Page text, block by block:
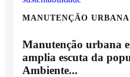
MANUTENÇÃO
Manutenção urbana
amplia escuta da
Ambiente...